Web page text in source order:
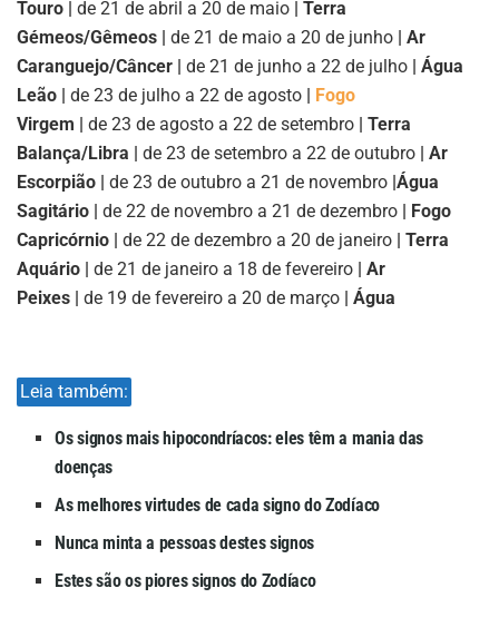
Touro | de 21 de abril a 20 de maio | Terra
Gémeos/Gêmeos | de 21 de maio a 20 de junho | Ar
Caranguejo/Câncer | de 21 de junho a 22 de julho | Água
Leão | de 23 de julho a 22 de agosto | Fogo
Virgem | de 23 de agosto a 22 de setembro | Terra
Balança/Libra | de 23 de setembro a 22 de outubro | Ar
Escorpião | de 23 de outubro a 21 de novembro |Água
Sagitário | de 22 de novembro a 21 de dezembro | Fogo
Capricórnio | de 22 de dezembro a 20 de janeiro | Terra
Aquário | de 21 de janeiro a 18 de fevereiro | Ar
Peixes | de 19 de fevereiro a 20 de março | Água
Leia também:
Os signos mais hipocondríacos: eles têm a mania das
doenças
As melhores virtudes de cada signo do Zodíaco
Nunca minta a pessoas destes signos
Estes são os piores signos do Zodíaco